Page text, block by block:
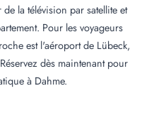
la télévision par satellite et
Pour les voyageurs
est l'aéroport de Lübeck,
dès maintenant pour
à Dahme.